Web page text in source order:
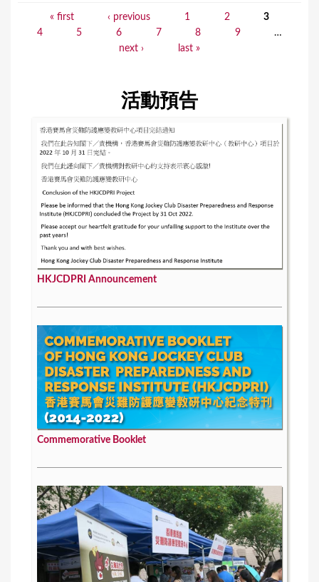
« first ‹ previous 1 2
3
4
5 6 7 8 9
…
next ›
last »
活動預告
HKJCDPRI Announcement
Commemorative Booklet